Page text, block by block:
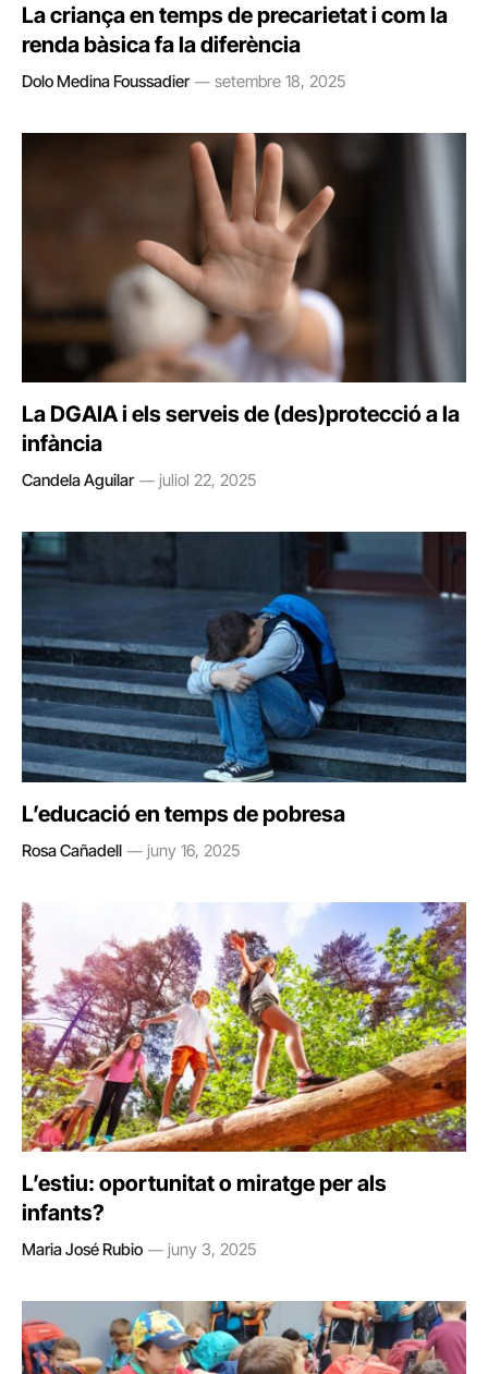
La criança en temps de precarietat i com la
renda bàsica fa la diferència
Dolo Medina Foussadier setembre 18, 2025
La DGAIA i els serveis de (des)protecció a la
infància
Candela Aguilar juliol 22, 2025
L’educació en temps de pobresa
Rosa Cañadell juny 16, 2025
L’estiu: oportunitat o miratge per als
infants?
Maria José Rubio juny 3, 2025